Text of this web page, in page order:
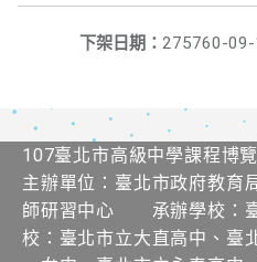
下架日期： 275760-09-
107臺北市高級中學課程博
主辦單位：臺北市政府教
師研習中心 承辦學校：
校：臺北市立大直高中、臺